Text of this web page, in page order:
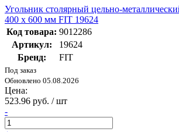
Угольник столярный цельно-
400 x 600 мм FIT 19624
Код товара: 9012286
Артикул:
19624
Бренд:
FIT
Под заказ
Обновлено 05.08.2026
Цена:
523.96 руб. / шт
-